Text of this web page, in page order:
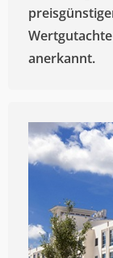
anerkannt.